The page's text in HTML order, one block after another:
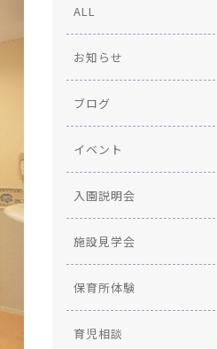
ALL
お知らせ
ブログ
イベント
入園説明会
施設見学会
保育所体験
育児相談